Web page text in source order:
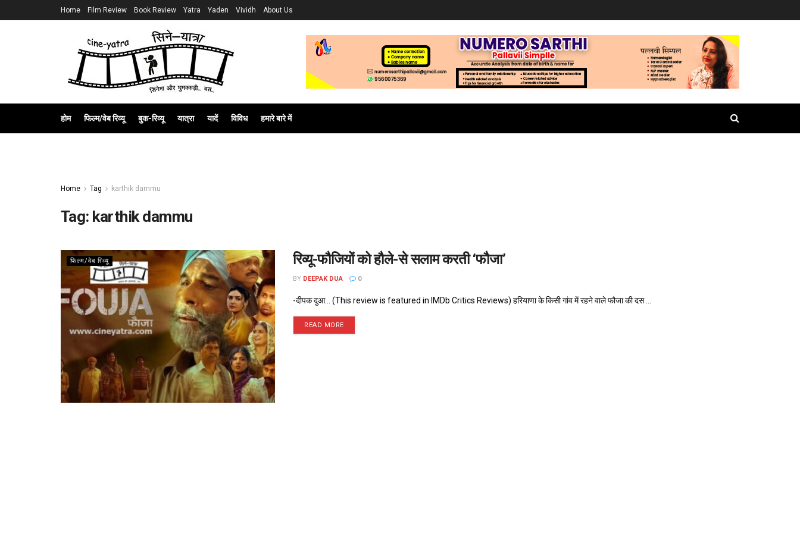
Home Film Review Book Review Yatra Yaden Vividh About Us
होम फिल्म/वेब रिव्यू बुक-रिव्यू यात्रा यादें विविध हमारे बारे में
Home Tag karthik dammu
Tag: karthik dammu
फिल्म/वेब रिव्यू रिव्यू-फौजियों को हौले-से सलाम करती ‘फौजा’
BY DEEPAK DUA 0
-दीपक दुआ... (This review is featured in IMDb Critics Reviews) हरियाणा के किसी गांव में रहने वाले फौजा की दस ...
READ MORE